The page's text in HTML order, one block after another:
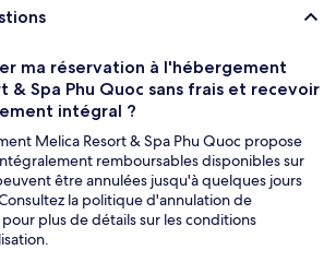
ma réservation à l'hébergement
& Spa Phu Quoc sans frais et recevoir
intégral ?
Melica Resort & Spa Phu Quoc propose
remboursables disponibles sur
être annulées jusqu'à quelques jours
la politique d'annulation de
plus de détails sur les conditions